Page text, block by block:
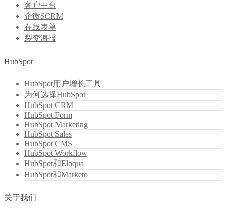
客户中台
企微SCRM
在线表单
裂变海报
HubSpot
HubSpot用户增长工具
为何选择HubSpot
HubSpot CRM
HubSpot Form
HubSpot Marketing
HubSpot Sales
HubSpot CMS
HubSpot Workflow
HubSpot和Eloqua
HubSpot和Marketo
关于我们